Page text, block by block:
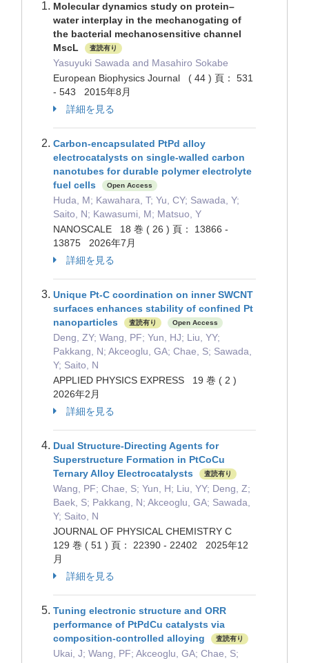
Molecular dynamics study on protein–
water interplay in the mechanogating of
the bacterial mechanosensitive channel
MscL
査読有り
Yasuyuki Sawada and Masahiro Sokabe
European Biophysics Journal ( 44 ) 頁： 531
- 543 2015年8月
詳細を見る
Carbon-encapsulated PtPd alloy
electrocatalysts on single-walled carbon
nanotubes for durable polymer electrolyte
fuel cells
Open Access
Huda, M; Kawahara, T; Yu, CY; Sawada, Y;
Saito, N; Kawasumi, M; Matsuo, Y
NANOSCALE 18 巻 ( 26 ) 頁： 13866 -
13875 2026年7月
詳細を見る
Unique Pt-C coordination on inner SWCNT
surfaces enhances stability of confined Pt
nanoparticles
査読有り Open Access
Deng, ZY; Wang, PF; Yun, HJ; Liu, YY;
Pakkang, N; Akceoglu, GA; Chae, S; Sawada,
Y; Saito, N
APPLIED PHYSICS EXPRESS 19 巻 ( 2 )
2026年2月
詳細を見る
Dual Structure-Directing Agents for
Superstructure Formation in PtCoCu
Ternary Alloy Electrocatalysts
査読有り
Wang, PF; Chae, S; Yun, H; Liu, YY; Deng, Z;
Baek, S; Pakkang, N; Akceoglu, GA; Sawada,
Y; Saito, N
JOURNAL OF PHYSICAL CHEMISTRY C
129 巻 ( 51 ) 頁： 22390 - 22402 2025年12
月
詳細を見る
Tuning electronic structure and ORR
performance of PtPdCu catalysts via
composition-controlled alloying
査読有り
Ukai, J; Wang, PF; Akceoglu, GA; Chae, S;